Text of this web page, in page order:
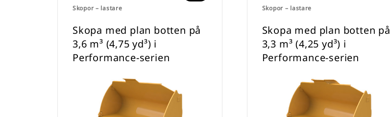
Skopor – lastare
Skopa med plan botten på
3,6 m³ (4,75 yd³) i
Performance-serien
Skopor – lastare
Skopa med plan botten på
3,3 m³ (4,25 yd³) i
Performance-serien